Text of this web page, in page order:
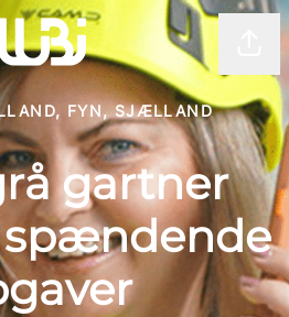
Del
FYN, SJÆLLAND
gartner
spændende